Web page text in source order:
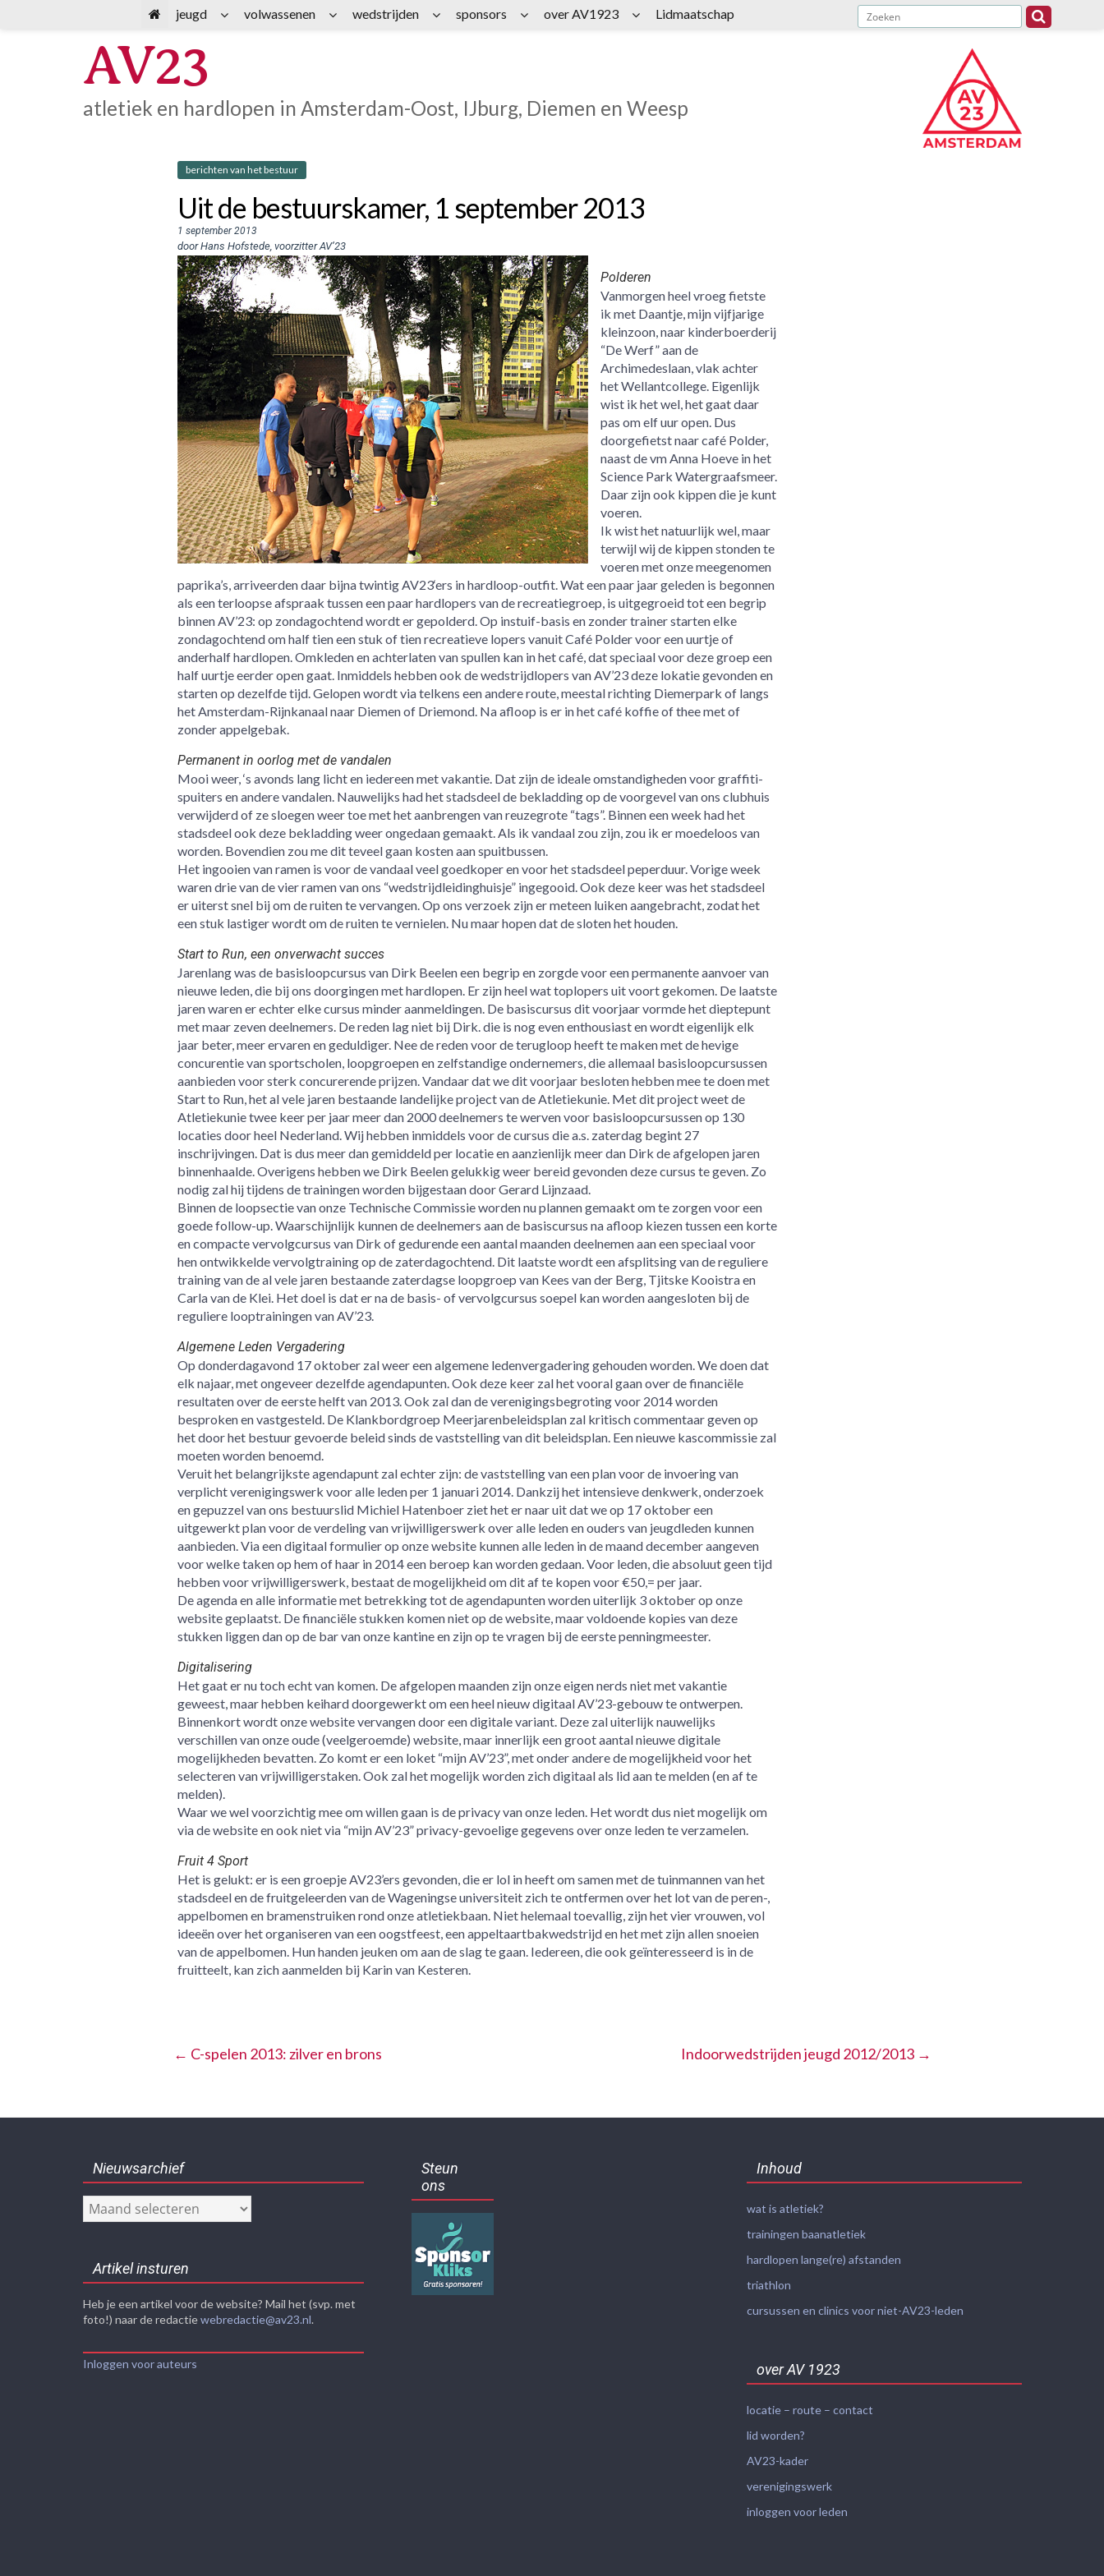
AV23
atletiek en hardlopen in Amsterdam-Oost, IJburg, Diemen en Weesp
berichten van het bestuur
Uit de bestuurskamer, 1 september 2013
1 september 2013
door Hans Hofstede, voorzitter AV’23
Polderen
Vanmorgen heel vroeg fietste
ik met Daantje, mijn vijfjarige
kleinzoon, naar kinderboerderij
“De Werf” aan de
Archimedeslaan, vlak achter
het Wellantcollege. Eigenlijk
wist ik het wel, het gaat daar
pas om elf uur open. Dus
doorgefietst naar café Polder,
naast de vm Anna Hoeve in het
Science Park Watergraafsmeer.
Daar zijn ook kippen die je kunt
voeren.
Ik wist het natuurlijk wel, maar
terwijl wij de kippen stonden te
voeren met onze meegenomen
paprika’s, arriveerden daar bijna twintig AV23‘ers in hardloop-outfit. Wat een paar jaar geleden is begonnen
als een terloopse afspraak tussen een paar hardlopers van de recreatiegroep, is uitgegroeid tot een begrip
binnen AV’23: op zondagochtend wordt er gepolderd. Op instuif-basis en zonder trainer starten elke
zondagochtend om half tien een stuk of tien recreatieve lopers vanuit Café Polder voor een uurtje of
anderhalf hardlopen. Omkleden en achterlaten van spullen kan in het café, dat speciaal voor deze groep een
half uurtje eerder open gaat. Inmiddels hebben ook de wedstrijdlopers van AV’23 deze lokatie gevonden en
starten op dezelfde tijd. Gelopen wordt via telkens een andere route, meestal richting Diemerpark of langs
het Amsterdam-Rijnkanaal naar Diemen of Driemond. Na afloop is er in het café koffie of thee met of
zonder appelgebak.
Permanent in oorlog met de vandalen
Mooi weer, ‘s avonds lang licht en iedereen met vakantie. Dat zijn de ideale omstandigheden voor graffiti-
spuiters en andere vandalen. Nauwelijks had het stadsdeel de bekladding op de voorgevel van ons clubhuis
verwijderd of ze sloegen weer toe met het aanbrengen van reuzegrote “tags”. Binnen een week had het
stadsdeel ook deze bekladding weer ongedaan gemaakt. Als ik vandaal zou zijn, zou ik er moedeloos van
worden. Bovendien zou me dit teveel gaan kosten aan spuitbussen.
Het ingooien van ramen is voor de vandaal veel goedkoper en voor het stadsdeel peperduur. Vorige week
waren drie van de vier ramen van ons “wedstrijdleidinghuisje” ingegooid. Ook deze keer was het stadsdeel
er uiterst snel bij om de ruiten te vervangen. Op ons verzoek zijn er meteen luiken aangebracht, zodat het
een stuk lastiger wordt om de ruiten te vernielen. Nu maar hopen dat de sloten het houden.
Start to Run, een onverwacht succes
Jarenlang was de basisloopcursus van Dirk Beelen een begrip en zorgde voor een permanente aanvoer van
nieuwe leden, die bij ons doorgingen met hardlopen. Er zijn heel wat toplopers uit voort gekomen. De laatste
jaren waren er echter elke cursus minder aanmeldingen. De basiscursus dit voorjaar vormde het dieptepunt
met maar zeven deelnemers. De reden lag niet bij Dirk. die is nog even enthousiast en wordt eigenlijk elk
jaar beter, meer ervaren en geduldiger. Nee de reden voor de terugloop heeft te maken met de hevige
concurentie van sportscholen, loopgroepen en zelfstandige ondernemers, die allemaal basisloopcursussen
aanbieden voor sterk concurerende prijzen. Vandaar dat we dit voorjaar besloten hebben mee te doen met
Start to Run, het al vele jaren bestaande landelijke project van de Atletiekunie. Met dit project weet de
Atletiekunie twee keer per jaar meer dan 2000 deelnemers te werven voor basisloopcursussen op 130
locaties door heel Nederland. Wij hebben inmiddels voor de cursus die a.s. zaterdag begint 27
inschrijvingen. Dat is dus meer dan gemiddeld per locatie en aanzienlijk meer dan Dirk de afgelopen jaren
binnenhaalde. Overigens hebben we Dirk Beelen gelukkig weer bereid gevonden deze cursus te geven. Zo
nodig zal hij tijdens de trainingen worden bijgestaan door Gerard Lijnzaad.
Binnen de loopsectie van onze Technische Commissie worden nu plannen gemaakt om te zorgen voor een
goede follow-up. Waarschijnlijk kunnen de deelnemers aan de basiscursus na afloop kiezen tussen een korte
en compacte vervolgcursus van Dirk of gedurende een aantal maanden deelnemen aan een speciaal voor
hen ontwikkelde vervolgtraining op de zaterdagochtend. Dit laatste wordt een afsplitsing van de reguliere
training van de al vele jaren bestaande zaterdagse loopgroep van Kees van der Berg, Tjitske Kooistra en
Carla van de Klei. Het doel is dat er na de basis- of vervolgcursus soepel kan worden aangesloten bij de
reguliere looptrainingen van AV’23.
Algemene Leden Vergadering
Op donderdagavond 17 oktober zal weer een algemene ledenvergadering gehouden worden. We doen dat
elk najaar, met ongeveer dezelfde agendapunten. Ook deze keer zal het vooral gaan over de financiële
resultaten over de eerste helft van 2013. Ook zal dan de verenigingsbegroting voor 2014 worden
besproken en vastgesteld. De Klankbordgroep Meerjarenbeleidsplan zal kritisch commentaar geven op
het door het bestuur gevoerde beleid sinds de vaststelling van dit beleidsplan. Een nieuwe kascommissie zal
moeten worden benoemd.
Veruit het belangrijkste agendapunt zal echter zijn: de vaststelling van een plan voor de invoering van
verplicht verenigingswerk voor alle leden per 1 januari 2014. Dankzij het intensieve denkwerk, onderzoek
en gepuzzel van ons bestuurslid Michiel Hatenboer ziet het er naar uit dat we op 17 oktober een
uitgewerkt plan voor de verdeling van vrijwilligerswerk over alle leden en ouders van jeugdleden kunnen
aanbieden. Via een digitaal formulier op onze website kunnen alle leden in de maand december aangeven
voor welke taken op hem of haar in 2014 een beroep kan worden gedaan. Voor leden, die absoluut geen tijd
hebben voor vrijwilligerswerk, bestaat de mogelijkheid om dit af te kopen voor €50,= per jaar.
De agenda en alle informatie met betrekking tot de agendapunten worden uiterlijk 3 oktober op onze
website geplaatst. De financiële stukken komen niet op de website, maar voldoende kopies van deze
stukken liggen dan op de bar van onze kantine en zijn op te vragen bij de eerste penningmeester.
Digitalisering
Het gaat er nu toch echt van komen. De afgelopen maanden zijn onze eigen nerds niet met vakantie
geweest, maar hebben keihard doorgewerkt om een heel nieuw digitaal AV’23-gebouw te ontwerpen.
Binnenkort wordt onze website vervangen door een digitale variant. Deze zal uiterlijk nauwelijks
verschillen van onze oude (veelgeroemde) website, maar innerlijk een groot aantal nieuwe digitale
mogelijkheden bevatten. Zo komt er een loket “mijn AV’23”, met onder andere de mogelijkheid voor het
selecteren van vrijwilligerstaken. Ook zal het mogelijk worden zich digitaal als lid aan te melden (en af te
melden).
Waar we wel voorzichtig mee om willen gaan is de privacy van onze leden. Het wordt dus niet mogelijk om
via de website en ook niet via “mijn AV’23” privacy-gevoelige gegevens over onze leden te verzamelen.
Fruit 4 Sport
Het is gelukt: er is een groepje AV23’ers gevonden, die er lol in heeft om samen met de tuinmannen van het
stadsdeel en de fruitgeleerden van de Wageningse universiteit zich te ontfermen over het lot van de peren-,
appelbomen en bramenstruiken rond onze atletiekbaan. Niet helemaal toevallig, zijn het vier vrouwen, vol
ideeën over het organiseren van een oogstfeest, een appeltaartbakwedstrijd en het met zijn allen snoeien
van de appelbomen. Hun handen jeuken om aan de slag te gaan. Iedereen, die ook geïnteresseerd is in de
fruitteelt, kan zich aanmelden bij Karin van Kesteren.
← C-spelen 2013: zilver en brons Indoorwedstrijden jeugd 2012/2013 →
Nieuwsarchief
Nieuwsarchief
Artikel insturen
Heb je een artikel voor de website? Mail het (svp. met
foto!) naar de redactiewebredactie@av23.nl.
Inloggen voor auteurs
Steun
ons
Inhoud
wat is atletiek?
trainingen baanatletiek
hardlopen lange(re) afstanden
triathlon
cursussen en clinics voor niet-AV23-leden
over AV 1923
locatie – route – contact
lid worden?
AV23-kader
verenigingswerk
inloggen voor leden
jeugd volwassenen wedstrijden sponsors over AV1923 Lidmaatschap